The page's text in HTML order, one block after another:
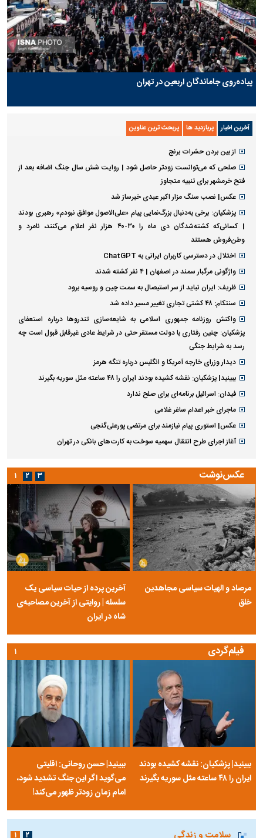
پیاده‌روی جاماندگان اربعین در تهران
آخرین اخبار پربازدید ها پربحث ترین عناوین
از بین بردن حشرات برنج
صلحی که می‌توانست زودتر حاصل شود | روایت شش سال جنگ اضافه بعد از
فتح خرمشهر برای تنبیه متجاوز
عکس| نصب سنگ مزار اکبر عبدی خبرساز شد
پزشکیان: برخی به‌دنبال بزرگ‌نمایی پیام «علی‌الاصول موافق نبودم» رهبری بودند
| کسانی‌که کشته‌شدگان دی ماه را ۳۰-۴۰ هزار نفر اعلام می‌کنند، نامرد و
وطن‌فروش هستند
اختلال در دسترسی کاربران ایرانی به ChatGPT
واژگونی مرگبار سمند در اصفهان | ۴ نفر کشته شدند
ظریف: ایران نباید از سر استیصال به سمت چین و روسیه برود
سنتکام: ۴۸ کشتی تجاری تغییر مسیر داده شد
واکنش روزنامه جمهوری اسلامی به شایعه‌سازی تندروها درباره استعفای
پزشکیان: چنین رفتاری با دولت مستقر حتی در شرایط عادی غیرقابل قبول است چه
رسد به شرایط جنگی
دیدار وزرای خارجه آمریکا و انگلیس درباره تنگه هرمز
ببینید| پزشکیان: نقشه کشیده بودند ایران را ۴۸ ساعته مثل سوریه بگیرند
فیدان: اسرائیل برنامه‌ای برای صلح ندارد
ماجرای خبر اعدام ساغر غلامی
عکس| استوری پیام نیازمند برای مرتضی پورعلی‌گنجی
آغاز اجرای طرح انتقال سهمیه سوخت به کارت‌های بانکی در تهران
عکس‌نوشت
مرصاد و الهیات سیاسی مجاهدین
خلق
آخرین پرده از حیات سیاسی یک
سلسله | روایتی از آخرین مصاحبه‌ی
شاه در ایران
۱ ۲ ۳
فیلم‌گردی
ببینید| پزشکیان: نقشه کشیده بودند
ایران را ۴۸ ساعته مثل سوریه بگیرند
ببینید| حسن روحانی: اقلیتی
می‌گوید اگر این جنگ تشدید شود،
امام زمان زودتر ظهور می‌کند!
۱
۱ ۲